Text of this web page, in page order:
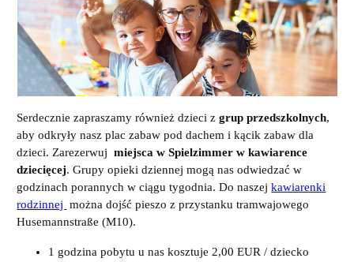
Serdecznie zapraszamy również dzieci zgrup przedszkolnych,
aby odkryły nasz plac zabaw pod dachem i kącik zabaw dla
dzieci. Zarezerwuj miejsca w Spielzimmer w kawiarence
dziecięcej. Grupy opieki dziennej mogą nas odwiedzać w
godzinach porannych w ciągu tygodnia. Do naszejkawiarenki
rodzinnej można dojść pieszo z przystanku tramwajowego
Husemannstraße (M10).
1 godzina pobytu u nas kosztuje 2,00 EUR / dziecko